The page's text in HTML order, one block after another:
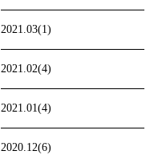
2021.03(1)
2021.02(4)
2021.01(4)
2020.12(6)